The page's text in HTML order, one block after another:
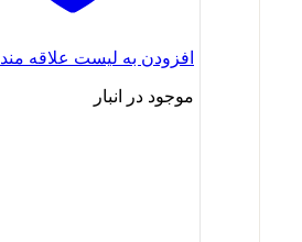
افزودن به لیست علاقه
موجود در انبار